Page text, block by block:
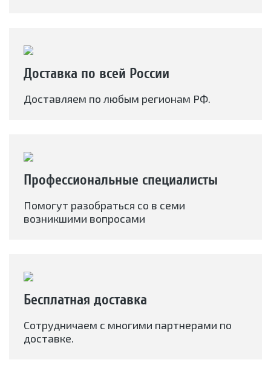
Доставка по всей России
Доставляем по любым регионам РФ.
Профессиональные специалисты
Помогут разобраться со в семи
возникшими вопросами
Бесплатная доставка
Сотрудничаем с многими партнерами по
доставке.